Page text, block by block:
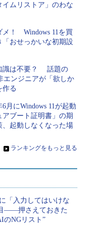
ムリストア」のわな
メ！ Windows 11を買
「おせっかいな初期設
識は不要？ 話題の
エンジニアが「欲しか
作る
6月にWindows 11が起動
ブート証明書」の期
、起動しなくなった場
» ランキングをもっと見る
「入力してはいけな
――押さえておきた
のNGリスト”